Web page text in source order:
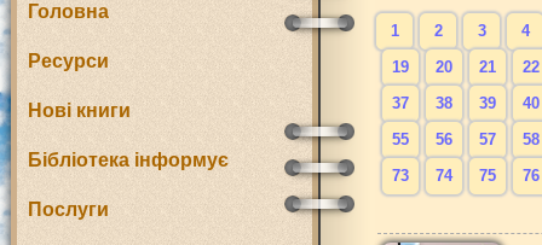
Головна
Ресурси
Нові книги
Бібліотека інформує
Послуги
1 2 3
4
19
20 21
22
37
38 39
40
55
56 57
58
73
74 75 76